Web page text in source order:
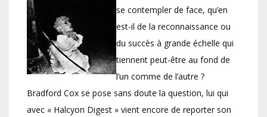
se contempler de face, qu’en
est-il de la reconnaissance ou
du succès à grande échelle qui
tiennent peut-être au fond de
l’un comme de l’autre ?
Bradford Cox se pose sans doute la question, lui qui
avec « Halcyon Digest » vient encore de reporter son